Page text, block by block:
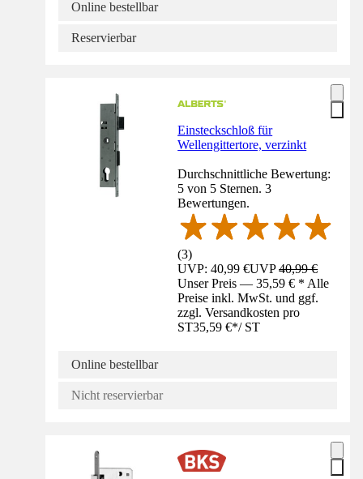
Online bestellbar
Reservierbar
Einsteckschloß für
Wellengittertore, verzinkt
Durchschnittliche Bewertung:
5 von 5 Sternen. 3
Bewertungen.
(3)
UVP: 40,99 €UVP40,99 €
Unser Preis — 35,59 € * Alle
Preise inkl. MwSt. und ggf.
zzgl. Versandkosten pro
ST35,59 €*/ ST
Online bestellbar
Nicht reservierbar